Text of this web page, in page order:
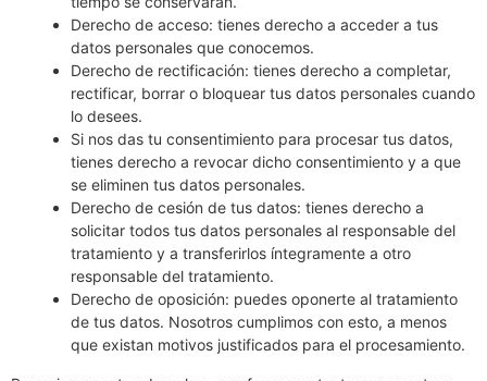
Derecho de acceso: tienes derecho a acceder a tus
datos personales que conocemos.
Derecho de rectificación: tienes derecho a completar,
rectificar, borrar o bloquear tus datos personales cuando
lo desees.
Si nos das tu consentimiento para procesar tus datos,
tienes derecho a revocar dicho consentimiento y a que
se eliminen tus datos personales.
Derecho de cesión de tus datos: tienes derecho a
solicitar todos tus datos personales al responsable del
tratamiento y a transferirlos íntegramente a otro
responsable del tratamiento.
Derecho de oposición: puedes oponerte al tratamiento
de tus datos. Nosotros cumplimos con esto, a menos
que existan motivos justificados para el procesamiento.